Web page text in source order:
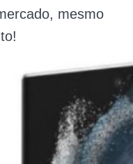
mesmo